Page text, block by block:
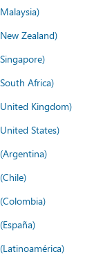
Zealand)
Africa)
Kingdom)
States)